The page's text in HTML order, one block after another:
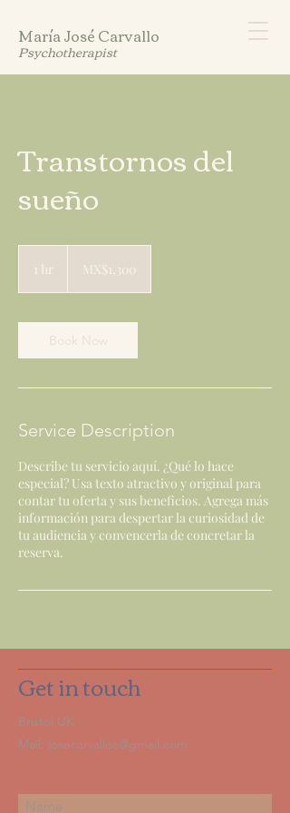
María José Carvallo
Psychotherapist
Transtornos del
sueño
1 hr
pesosMX$1,300
Book Now
Service Description
Describe tu servicio aquí. ¿Qué lo hace
especial? Usa texto atractivo y original para
contar tu oferta y sus beneficios. Agrega más
información para despertar la curiosidad de
tu audiencia y convencerla de concretar la
reserva.
Get in touch
Bristol UK
Mail: josecarvalloa@gmail.com